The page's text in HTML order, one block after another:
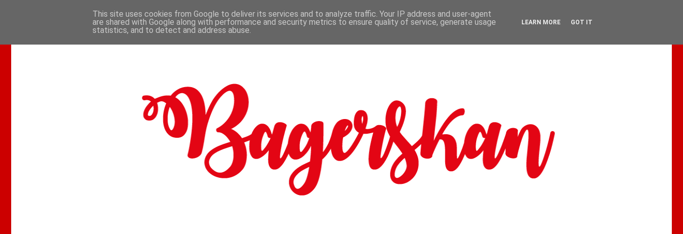
This site uses cookies from Google to deliver its services and to analyze traffic. Your IP address and user-agent
are shared with Google along with performance and security metrics to ensure quality of service, generate usage
statistics, and to detect and address abuse.
LEARN MORE GOT IT